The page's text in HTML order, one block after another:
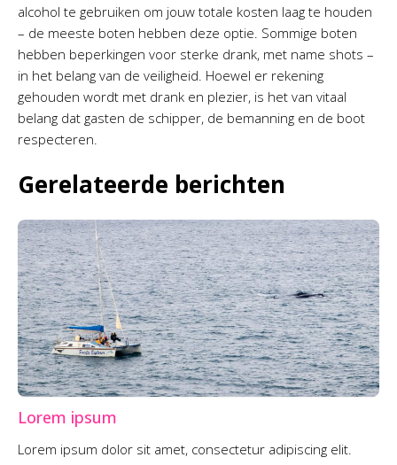
alcohol te gebruiken om jouw totale kosten laag te houden
– de meeste boten hebben deze optie. Sommige boten
hebben beperkingen voor sterke drank, met name shots –
in het belang van de veiligheid. Hoewel er rekening
gehouden wordt met drank en plezier, is het van vitaal
belang dat gasten de schipper, de bemanning en de boot
respecteren.
Gerelateerde berichten
Lorem ipsum
Lorem ipsum dolor sit amet, consectetur adipiscing elit.